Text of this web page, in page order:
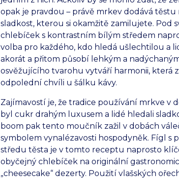
opak je pravdou – právě mrkev dodává
sladkost, kterou si okamžitě zamilujete. Pod
chlebíček s kontrastním bílým středem
volba pro každého, kdo hledá ušlechtilou a
akorát a přitom působí lehkým a
osvěžujícího tvarohu vytváří harmonii, která
odpolední chvíli u šálku kávy.
Zajímavostí je, že tradice používání mrkve v
byl cukr drahým luxusem a lidé hledali
boom pak tento moučník zažil v dobách
symbolem vynalézavosti hospodyněk. Fígl s
středu těsta je v tomto receptu naprosto
obyčejný chlebíček na originální
„cheesecake“ dezerty. Použití vlašských